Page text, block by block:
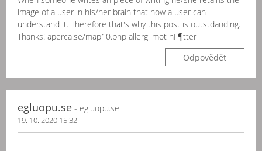
image of a user in his/her brain that how a user can
understand it. Therefore that's why this post is outstdanding.
Thanks! aperca.se/map10.php allergi mot nГ¶tter
Odpovědět
egluopu.se - egluopu.se
19. 10. 2020 15:32